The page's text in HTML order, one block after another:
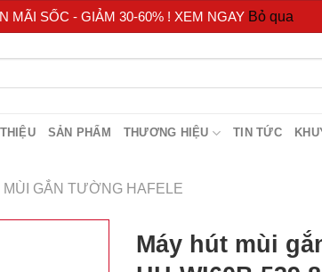
MÃI SỐC - GIẢM 30-60% ! XEM NGAY Bỏ qua
SẢN PHẨM THƯƠNG HIỆU TIN TỨC
MÙI GẮN TƯỜNG HAFELE
Máy hút mùi